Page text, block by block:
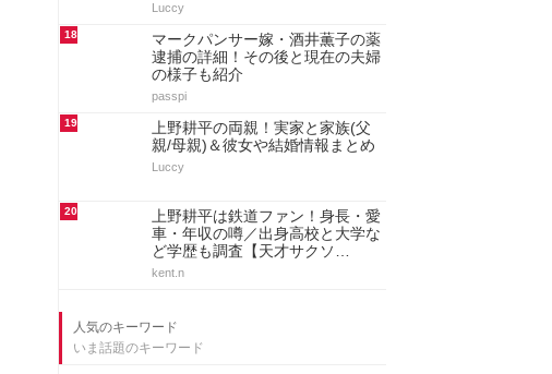
Luccy
18
マークパンサー嫁・酒井薫子の薬
逮捕の詳細！その後と現在の夫婦
の様子も紹介
passpi
19
上野耕平の両親！実家と家族(父
親/母親)＆彼女や結婚情報まとめ
Luccy
20
上野耕平は鉄道ファン！身長・愛
車・年収の噂／出身高校と大学な
ど学歴も調査【天才サクソ…
kent.n
人気のキーワード
いま話題のキーワード